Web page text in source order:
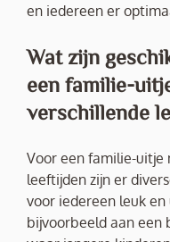
en iedereen er
Wat zijn
een familie-
verschillende
Voor een familie-uitje
leeftijden zijn er
voor iedereen leuk
bijvoorbeeld aan een